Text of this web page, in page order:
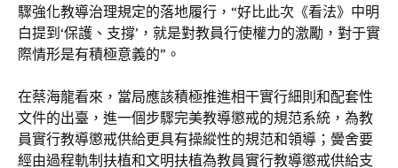
驟強化教導治理規定的落地履行，“好比此次《看法》中明
白提到‘保護、支撐’，就是對教員行使權力的激勵，對于實
際情形是有積極意義的”。
在蔡海龍看來，當局應該積極推進相干實行細則和配套性
文件的出臺，進一個步驟完美教導懲戒的規范系統，為教
員實行教導懲戒供給更具有操縱性的規范和領導；黌舍要
經由過程軌制扶植和文明扶植為教員實行教導懲戒供給支